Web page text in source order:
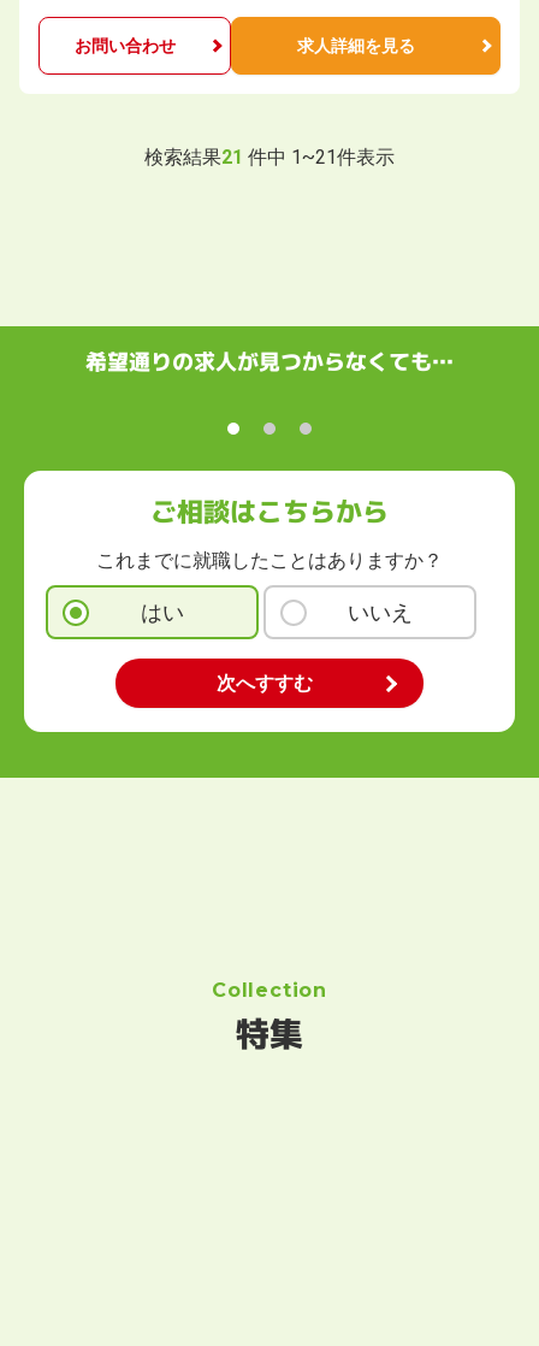
お問い合わせ 求人詳細を見る
検索結果21 件中 1~21件表示
希望通りの求人が見つからなくても…
ご相談はこちらから
これまでに就職したことはありますか？
はい いいえ
Collection
特集